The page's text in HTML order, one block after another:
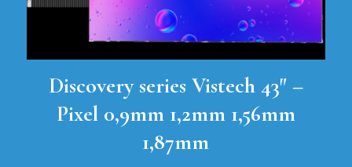
Discovery series Vistech 43″ –
Pixel 0,9mm 1,2mm 1,56mm
1,87mm